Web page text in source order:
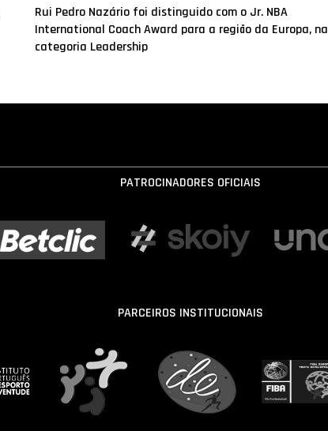
Rui Pedro Nazário foi distinguido com o Jr. NBA
International Coach Award para a região da Europa, na
categoria Leadership
PATROCINADORES OFICIAIS
PARCEIROS INSTITUCIONAIS